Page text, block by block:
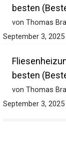
besten
von Thomas
September 3, 2025
besten
von Thomas
September 3, 2025